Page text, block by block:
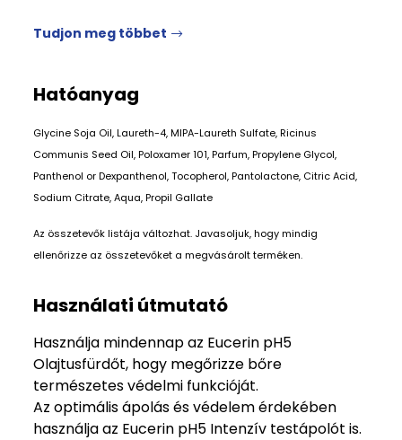
Tudjon meg többet
Hatóanyag
Glycine Soja Oil, Laureth-4, MIPA-Laureth Sulfate, Ricinus
Communis Seed Oil, Poloxamer 101, Parfum, Propylene Glycol,
Panthenol or Dexpanthenol, Tocopherol, Pantolactone, Citric Acid,
Sodium Citrate, Aqua, Propil Gallate
Az összetevők listája változhat. Javasoljuk, hogy mindig
ellenőrizze az összetevőket a megvásárolt terméken.
Használati útmutató
Használja mindennap az Eucerin pH5
Olajtusfürdőt, hogy megőrizze bőre
természetes védelmi funkcióját.
Az optimális ápolás és védelem érdekében
használja az Eucerin pH5 Intenzív testápolót is.